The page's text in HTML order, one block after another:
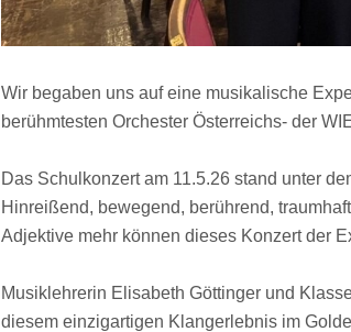
Wir begaben uns auf eine musikalische
berühmtesten Orchester Österreichs- der
Das Schulkonzert am 11.5.26 stand unter
Hinreißend, bewegend, berührend,
Adjektive mehr können dieses Konzert der
Musiklehrerin Elisabeth Göttinger und
diesem einzigartigen Klangerlebnis im